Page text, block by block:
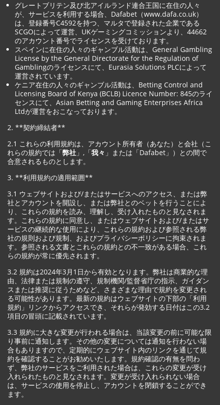
グレートブリテン及び北アイルランド連合王国に在住の人々
が、サービスを利用する場合、Dafabet（www.dafa.co.uk）
は、登録番号C4592を持つ、マルタで登録された企業である
SCGOによって運営、UKゲーミングコミッションより、44662
のアカウント番号でライセンスを受けております。
スペインに在住の人々のギャンブル活動は、General Gambling
License by the General Directorate for the Regulation of
Gamblingのライセンスにて、Eurasia Solutions PLCによって
運営されています。
ケニア在住の人々のギャンブル活動は、Betting Control and
Licensing Board of Kenya (BCLB) Licence Number: 845のライ
センスにて、Asian Betting and Gaming Enterprises Africa
Ltdが運営をおこなっております。
2. **契約締結者**
2.1 これらの利用規約は、アカウント所有者（あなた）と会社（こ
れらの規約では「弊社 」,「我々 」または「Dafabet」）との間で
合意されるものとします。
3. **利用規約の適用範囲**
3.1 ウェブサイトおよび/またはサービスへのアクセス、または弊
社とアカウントを開設し、または弊社とのベットを行うことによ
り、これらの規約を読み、理解し、受け入れたものと見なされま
す。これらの規約に同意し、またはウェブサイトおよび/またはサ
ービスの継続的な使用により、これらの規約および参照される弊
社の規則および規制、およびプライバシーポリシーに拘束されま
す。参照される文書とこれらの規約との不一致がある場合、これ
らの規約が常に優先されます。
3.2 規約は2024年3月1日から有効となります。弊社は商業的な理
由、法律または規制の遵守、規制機関/監督省庁の指示、ガイダン
スまたは推奨に従うためなど、さまざまな理由で規約を変更され
る可能性があります。最新の規約はウェブサイトの下部の「利用
規約」リンクからアクセスでき、それらが発効する日付はこの3.2
項目の冒頭に記載されています。
3.3 規約に大きな変更が行われる場合は、当該変更の前に可能な限
り事前に通知します。その他の変更については通知を行わない場
合もありますので、定期的にウェブサイト内のリンクを通じて規
約を確認することがお勧めいたします。規約確認の有無を問わ
ず、弊社のサービスをご利用された場合は、これらの変更が受け
入れられたものと見なされます。変更が受け入れられない場合
は、サービスの使用を停止し、アカウントを閉鎖することができ
ます。